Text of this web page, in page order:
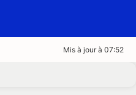
Mis à jour à 07:52